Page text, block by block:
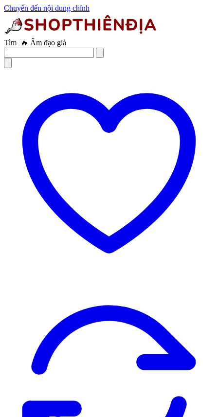
Chuyển đến nội dung chính
Tìm 🔥 Trứng rung